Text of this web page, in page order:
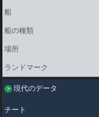
船
船の種類
場所
ランドマーク
現代のデータ
チート